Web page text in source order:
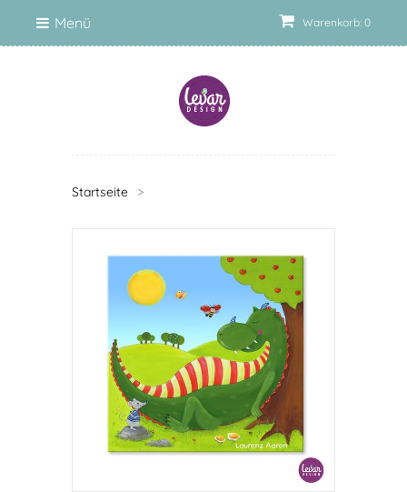
Warenkorb: 0
Menü
Startseite >